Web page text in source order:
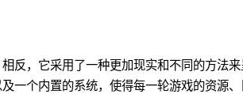
反，它采用了一种更加现实和不同的方法
一个内置的系统，使得每一轮游戏的资源、